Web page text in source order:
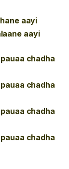
aayi
aayi
chadha
chadha
chadha
chadha